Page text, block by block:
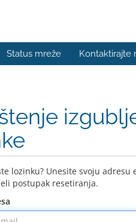
Status mreže Kontaktirajte
lozinku? Unesite svoju adresu
postupak resetiranja.